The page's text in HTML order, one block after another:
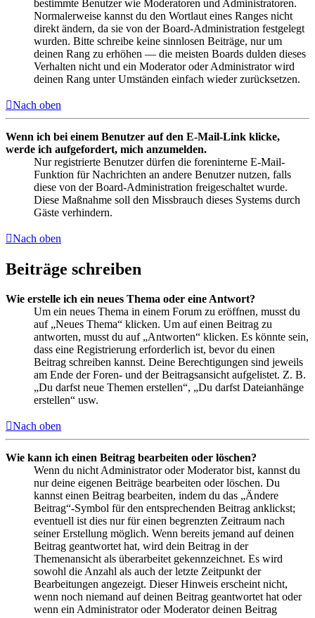
bestimmte Benutzer wie Moderatoren und Administratoren.
Normalerweise kannst du den Wortlaut eines Ranges nicht
direkt ändern, da sie von der Board-Administration festgelegt
wurden. Bitte schreibe keine sinnlosen Beiträge, nur um
deinen Rang zu erhöhen — die meisten Boards dulden dieses
Verhalten nicht und ein Moderator oder Administrator wird
deinen Rang unter Umständen einfach wieder zurücksetzen.
Nach oben
Wenn ich bei einem Benutzer auf den E-Mail-Link klicke,
werde ich aufgefordert, mich anzumelden.
Nur registrierte Benutzer dürfen die foreninterne E-Mail-
Funktion für Nachrichten an andere Benutzer nutzen, falls
diese von der Board-Administration freigeschaltet wurde.
Diese Maßnahme soll den Missbrauch dieses Systems durch
Gäste verhindern.
Nach oben
Beiträge schreiben
Wie erstelle ich ein neues Thema oder eine Antwort?
Um ein neues Thema in einem Forum zu eröffnen, musst du
auf „Neues Thema“ klicken. Um auf einen Beitrag zu
antworten, musst du auf „Antworten“ klicken. Es könnte sein,
dass eine Registrierung erforderlich ist, bevor du einen
Beitrag schreiben kannst. Deine Berechtigungen sind jeweils
am Ende der Foren- und der Beitragsansicht aufgelistet. Z. B.
„Du darfst neue Themen erstellen“, „Du darfst Dateianhänge
erstellen“ usw.
Nach oben
Wie kann ich einen Beitrag bearbeiten oder löschen?
Wenn du nicht Administrator oder Moderator bist, kannst du
nur deine eigenen Beiträge bearbeiten oder löschen. Du
kannst einen Beitrag bearbeiten, indem du das „Ändere
Beitrag“-Symbol für den entsprechenden Beitrag anklickst;
eventuell ist dies nur für einen begrenzten Zeitraum nach
seiner Erstellung möglich. Wenn bereits jemand auf deinen
Beitrag geantwortet hat, wird dein Beitrag in der
Themenansicht als überarbeitet gekennzeichnet. Es wird
sowohl die Anzahl als auch der letzte Zeitpunkt der
Bearbeitungen angezeigt. Dieser Hinweis erscheint nicht,
wenn noch niemand auf deinen Beitrag geantwortet hat oder
wenn ein Administrator oder Moderator deinen Beitrag